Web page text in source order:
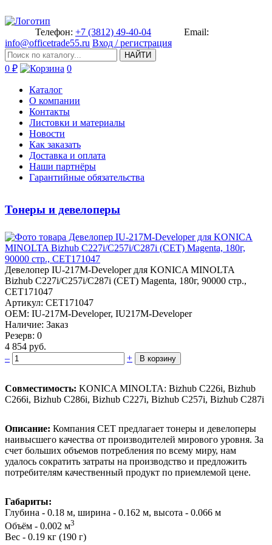
Телефон: +7 (3812) 49-40-04
Email:
info@officetrade55.ru Вход / регистрация
НАЙТИ
0 ₽ 0
Каталог
О компании
Контакты
Листовки и материалы
Новости
Как заказать
Доставка и оплата
Наши партнёры
Гарантийные обязательства
Тонеры и девелоперы
Девелопер IU-217M-Develo­per для KONICA MINOLTA
Bizhub ­C227i/C257i/C287i (CET) Magent­a, 180г, 90000 стр.,
CET171047­
Артикул: CET171047
OEM: IU-217M-Developer, IU217M-Developer
Наличие: Заказ
Резерв: 0
4 854 руб.
–
+ В корзину
Совместимость: KONICA MINOLTA: Bizhub C226i, Bizhub
C266i, Bizhub C286i, Bizhub C227i, Bizhub C257i, Bizhub C287i
Описание: Компания CET предлагает тонеры и девелоперы
наивысшего качества от производителей мирового уровня. За
счет больших объемов потребления по всему миру, нам
удалось сократить затраты на производство и предложить
потребителям качественный продукт по приемлемой цене.
Габариты:
Глубина - 0.18 м, ширина - 0.162 м, высота - 0.066 м
Объём - 0.002 м3
Вес - 0.19 кг (190 г)